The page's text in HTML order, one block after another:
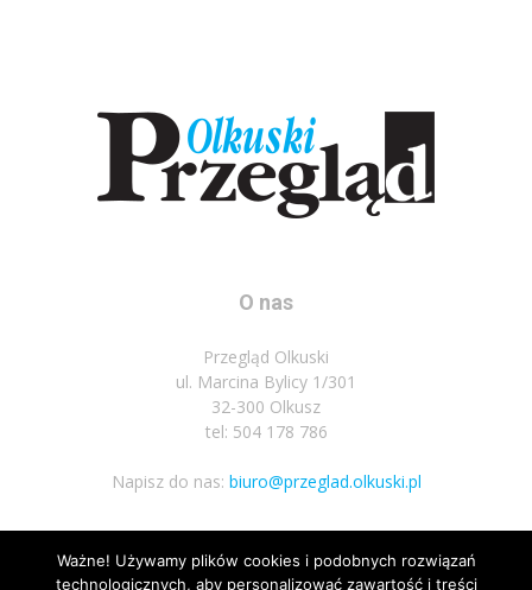
O nas
Przegląd Olkuski
ul. Marcina Bylicy 1/301
32-300 Olkusz
tel: 504 178 786
Napisz do nas: biuro@przeglad.olkuski.pl
Podążaj za nami
Ważne! Używamy plików cookies i podobnych rozwiązań
technologicznych, aby personalizować zawartość i treści